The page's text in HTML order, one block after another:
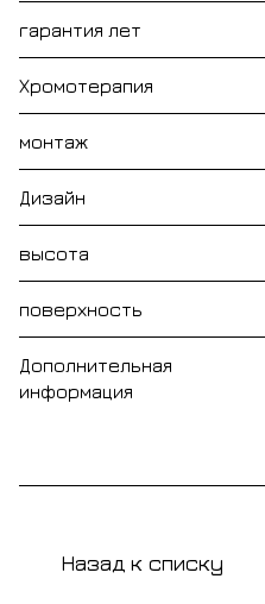
гарантия лет
Хромотерапия
монтаж
Дизайн
высота
поверхность
Дополнительная
информация
Назад к списку